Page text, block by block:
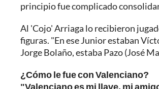
principio fue complicado
Al 'Cojo' Arriaga lo recibieron
figuras. "En ese Junior estaban
Jorge Bolaño, estaba Pazo (José
¿Cómo le fue con Valenciano?
"Valenciano es mi llave, mi